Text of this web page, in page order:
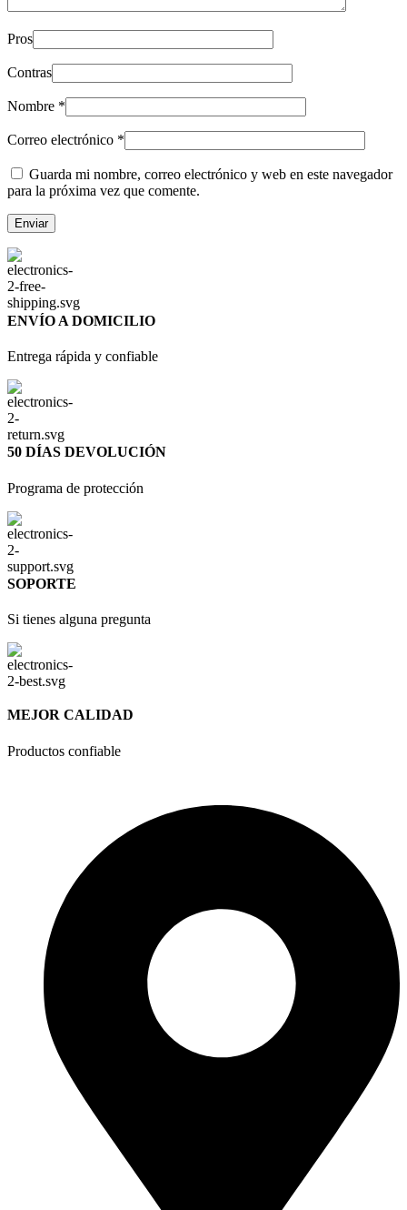
Pros
Contras
Nombre *
Correo electrónico *
Guarda mi nombre, correo electrónico y web en este navegador
para la próxima vez que comente.
ENVÍO A DOMICILIO
Entrega rápida y confiable
50 DÍAS DEVOLUCIÓN
Programa de protección
SOPORTE
Si tienes alguna pregunta
MEJOR CALIDAD
Productos confiable